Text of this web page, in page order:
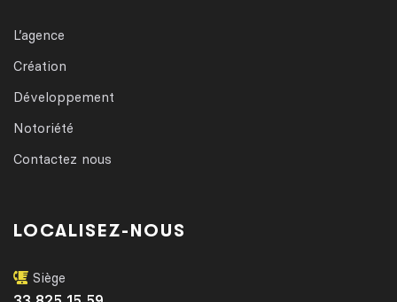
L’agence
Création
Développement
Notoriété
Contactez nous
LOCALISEZ-NOUS
Siège